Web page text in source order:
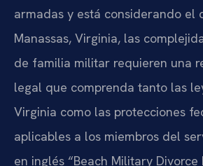
armadas y está considerando el
Manassas, Virginia, las
de familia militar requieren una
legal que comprenda tanto las
Virginia como las protecciones
aplicables a los miembros del
en inglés “Beach Military Divorce